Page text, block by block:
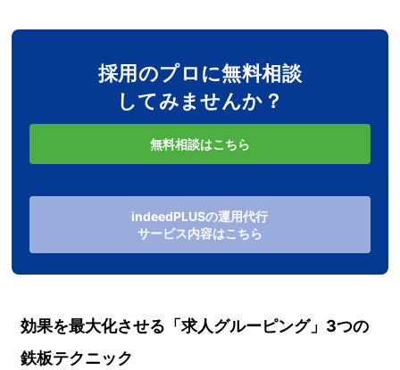
採用のプロに無料相談
してみませんか？
無料相談はこちら
indeedPLUSの運用代行
サービス内容はこちら
効果を最大化させる「求人グルーピング」3つの
鉄板テクニック